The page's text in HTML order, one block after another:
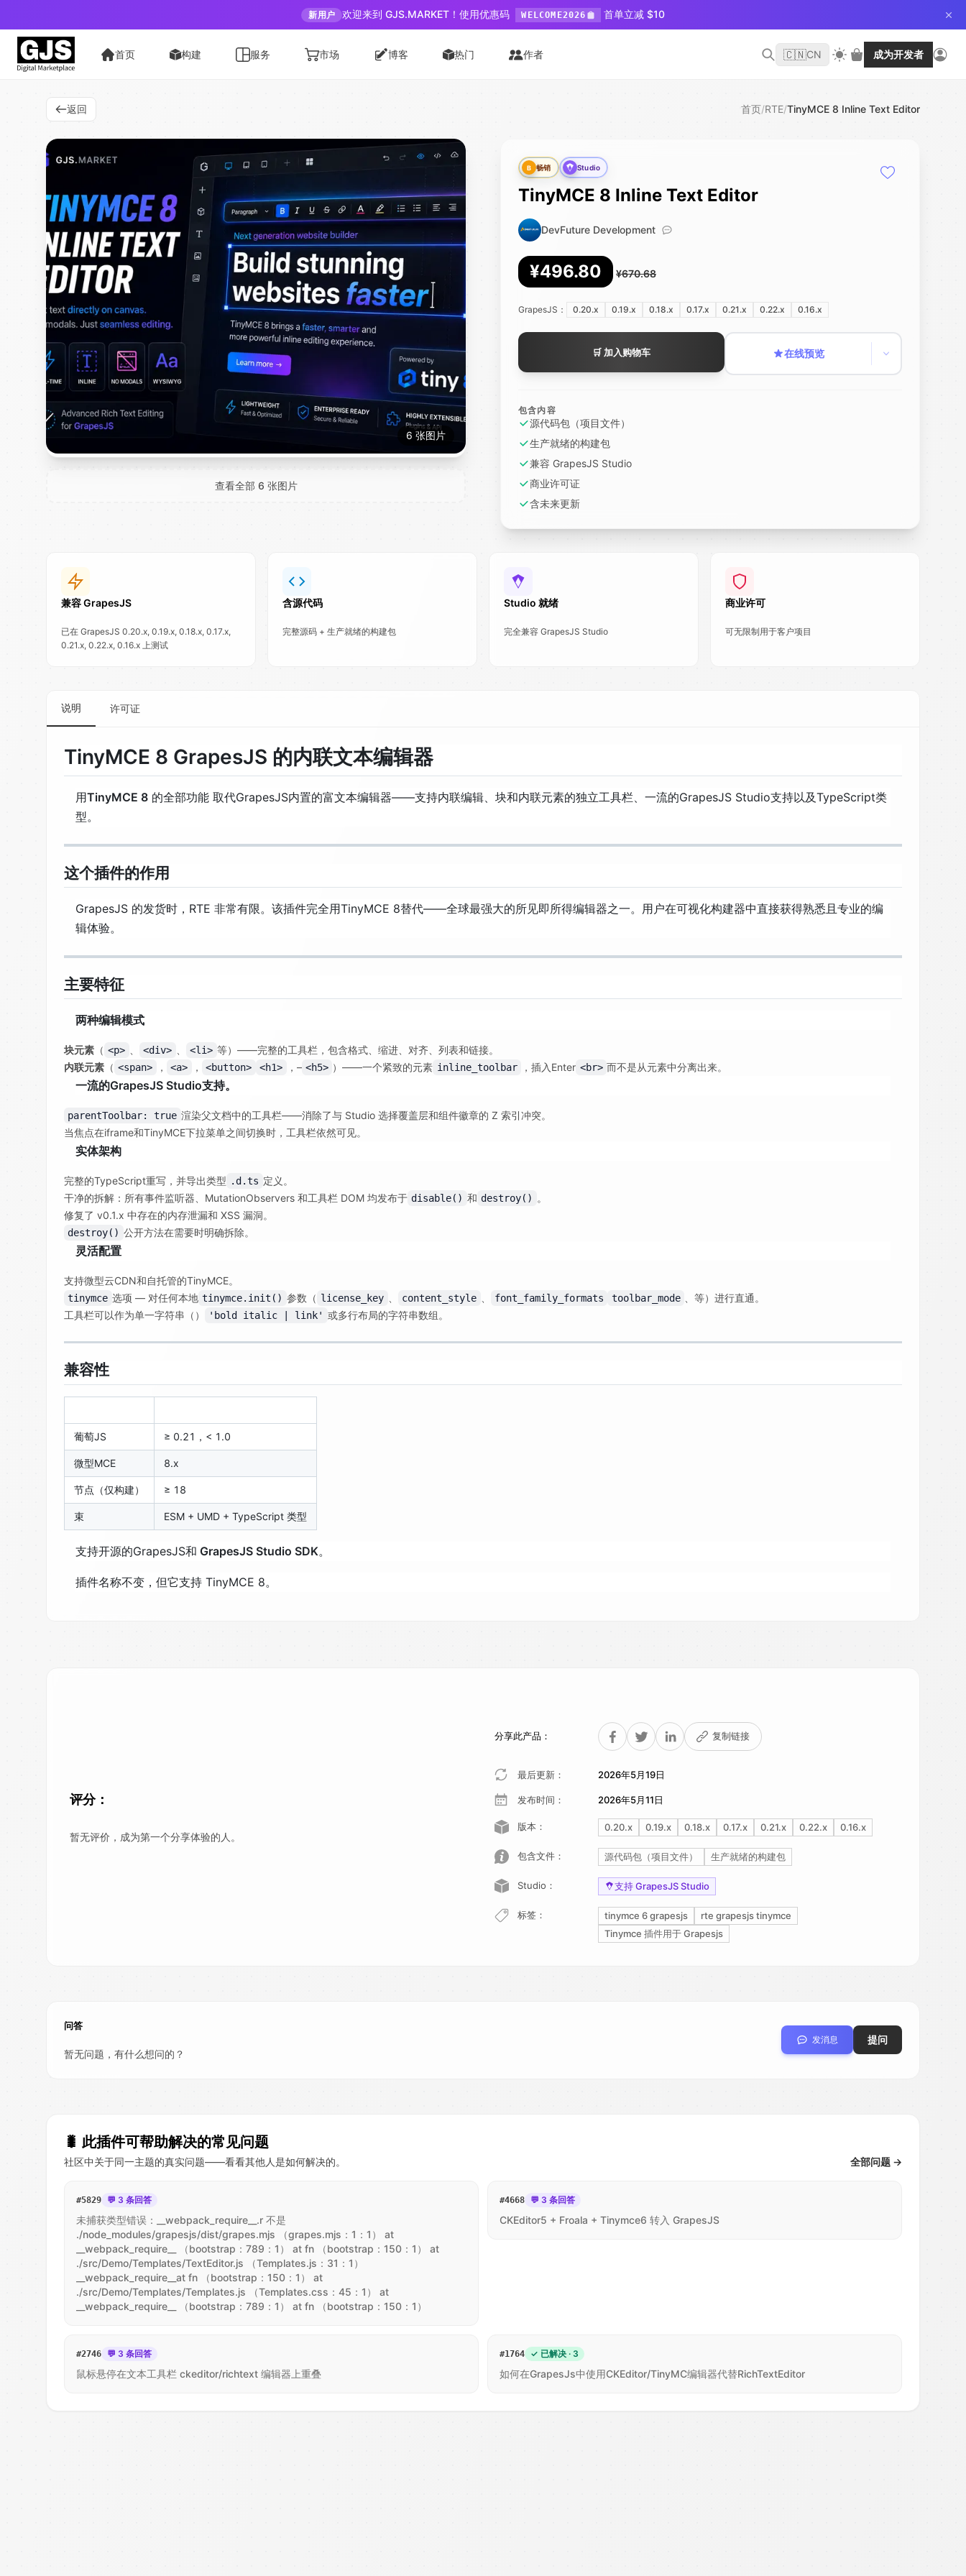
新用户 欢迎来到 GJS.MARKET！使用优惠码 WELCOME2026 首单立减 $10
首页 构建 服务 市场 博客 热门 作者 🇨🇳CN 成为开发者
返回 首页/RTE/TinyMCE 8 Inline Text Editor
6 张图片
查看全部 6 张图片
B 畅销 Studio
TinyMCE 8 Inline Text Editor
DevFuture Development
¥496.80 ¥670.68
GrapesJS： 0.20.x 0.19.x 0.18.x 0.17.x 0.21.x 0.22.x 0.16.x
🛒加入购物车 在线预览
包含内容
源代码包（项目文件）
生产就绪的构建包
兼容 GrapesJS Studio
商业许可证
含未来更新
兼容 GrapesJS
已在 GrapesJS 0.20.x, 0.19.x, 0.18.x, 0.17.x,
0.21.x, 0.22.x, 0.16.x 上测试
含源代码
完整源码 + 生产就绪的构建包
Studio 就绪
完全兼容 GrapesJS Studio
商业许可
可无限制用于客户项目
说明 许可证
TinyMCE 8 GrapesJS 的内联文本编辑器
用TinyMCE 8 的全部功能 取代GrapesJS内置的富文本编辑器——支持内联编辑、块和内联元素的独立工具栏、一流的GrapesJS Studio支持以及TypeScript类
型。
这个插件的作用
GrapesJS 的发货时，RTE 非常有限。该插件完全用TinyMCE 8替代——全球最强大的所见即所得编辑器之一。用户在可视化构建器中直接获得熟悉且专业的编
辑体验。
主要特征
两种编辑模式
块元素 （ <p> <div> <li> 等）——完整的工具栏，包含格式、缩进、对齐、列表和链接。
内联元素 （ <span> ， <a> ， <button> <h1> ，– <h5> ）——一个紧致的元素 inline_toolbar ，插入Enter <br> 而不是从元素中分离出来。
一流的GrapesJS Studio支持。
parentToolbar: true 渲染父文档中的工具栏——消除了与 Studio 选择覆盖层和组件徽章的 Z 索引冲突。
当焦点在iframe和TinyMCE下拉菜单之间切换时，工具栏依然可见。
实体架构
完整的TypeScript重写，并导出类型 .d.ts 定义。
干净的拆解：所有事件监听器、MutationObservers 和工具栏 DOM 均发布于 disable() 和 destroy()
。
修复了 v0.1.x 中存在的内存泄漏和 XSS 漏洞。
destroy() 公开方法在需要时明确拆除。
灵活配置
支持微型云CDN和自托管的TinyMCE。
tinymce 选项 — 对任何本地 tinymce.init() 参数（ license_key content_style font_family_formats toolbar_mode
、等）进行直通。
工具栏可以作为单一字符串（）
'bold italic | link' 或多行布局的字符串数组。
兼容性
葡萄JS ≥ 0.21，< 1.0
微型MCE 8.x
节点（仅构建） ≥ 18
束 ESM + UMD + TypeScript 类型
支持开源的GrapesJS和 GrapesJS Studio SDK。
插件名称不变，但它支持 TinyMCE 8。
评分：
暂无评价，成为第一个分享体验的人。
分享此产品： 复制链接
最后更新： 2026年5月19日
发布时间： 2026年5月11日
版本： 0.20.x 0.19.x 0.18.x 0.17.x 0.21.x 0.22.x 0.16.x
包含文件： 源代码包（项目文件） 生产就绪的构建包
Studio： 支持 GrapesJS Studio
标签： tinymce 6 grapesjs
rte grapesjs tinymce
Tinymce 插件用于 Grapesjs
问答
暂无问题，有什么想问的？
发消息 提问
🐛 此插件可帮助解决的常见问题
社区中关于同一主题的真实问题——看看其他人是如何解决的。 全部问题 →
#5829 💬 3 条回答
未捕获类型错误：__webpack_require__.r 不是
./node_modules/grapesjs/dist/grapes.mjs （grapes.mjs：1：1） at
__webpack_require__ （bootstrap：789：1） at fn （bootstrap：150：1） at
./src/Demo/Templates/TextEditor.js （Templates.js：31：1）
__webpack_require__at fn （bootstrap：150：1） at
./src/Demo/Templates/Templates.js （Templates.css：45：1） at
__webpack_require__ （bootstrap：789：1） at fn （bootstrap：150：1）
#4668 💬 3 条回答
CKEditor5 + Froala + Tinymce6 转入 GrapesJS
#2746 💬 3 条回答
鼠标悬停在文本工具栏 ckeditor/richtext 编辑器上重叠
#1764 ✓ 已解决 · 3
如何在GrapesJs中使用CKEditor/TinyMC编辑器代替RichTextEditor